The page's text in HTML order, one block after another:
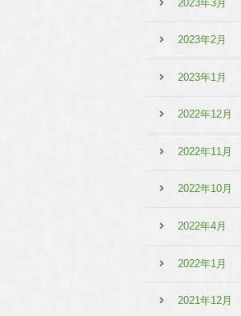
2023年3月
2023年2月
2023年1月
2022年12月
2022年11月
2022年10月
2022年4月
2022年1月
2021年12月